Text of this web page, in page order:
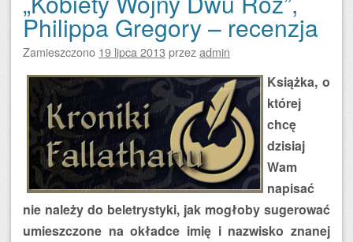
Philippa Gregory – recenzja
Zamieszczono 19 lipca 2013 przezadmin
Książka, o
której
chcę
dzisiaj
Wam
napisać
nie należy do beletrystyki, jak mogłoby sugerować
umieszczone na okładce imię i nazwisko znanej